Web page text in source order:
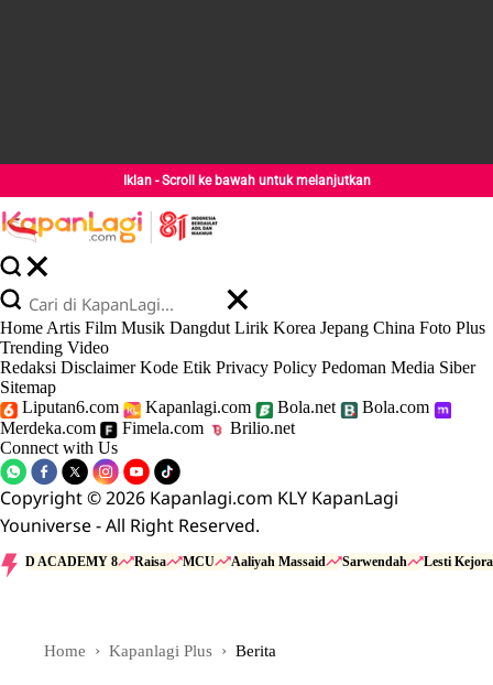
Iklan - Scroll ke bawah untuk melanjutkan
Home Artis Film Musik Dangdut Lirik Korea Jepang China Foto Plus
Trending Video
Redaksi Disclaimer Kode Etik Privacy Policy Pedoman Media Siber
Sitemap
Liputan6.com
Kapanlagi.com Bola.net
Bola.com
Merdeka.com
Fimela.com
Brilio.net
Connect with Us
Copyright © 2026 Kapanlagi.com KLY KapanLagi
Youniverse - All Right Reserved.
D ACADEMY 8 Raisa MCU Aaliyah Massaid Sarwendah Lesti Kejora
Home Kapanlagi Plus Berita